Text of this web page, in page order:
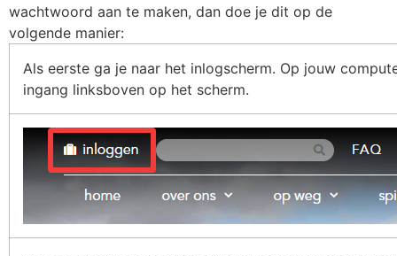
wachtwoord aan te maken, dan doe je dit op de
volgende manier:
Als eerste ga je naar het inlogscherm. Op jouw
ingang linksboven op het scherm.